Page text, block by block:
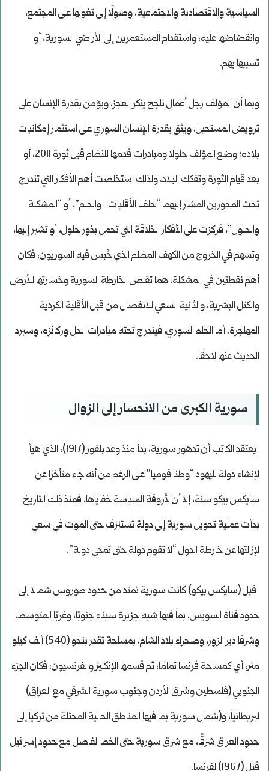
السياسية والاقتصادية والاجتماعية، وصولًا إلى تغولها على المجتمع،
وانقضاضها عليه، واستقدام المستعمرين إلى الأراضي السورية، أو
تسببها بهم.
وبما أن المؤلف رجل أعمال ناجح ينكر العجز، ويؤمن بقدرة الإنسان على
ترويض المستحيل، ويثق بقدرة الإنسان السوري على استثمار إمكانيات
بلاده؛ وضع المؤلف حلولًا ومبادرات قدمها للنظام قبل ثورة 2011، أو
بعد قيام الثورة وتفكك البلاد، ولذلك استخلصت أهم الأفكار التي تندرج
تحت المحورين المشار إليهما “حلف الأقليات- والحلم”، أو “المشكلة
والحلول”، فركزت على الأفكار الخلاقة التي تحمل بذور حلول، أو تشير إليها،
وتسهم في الخروج من الكهف المظلم الذي حُبس فيه السوريون، فكان
أهم نقطتين في المشكلة، هما تقلص الخارطة السورية وخسارتها للأرض
والكتل البشرية، والثانية السعي للانفصال من قبل الأقلية الكردية
المهاجرة. أما الحلم السوري، فيندرج تحته مبادرات الحل وركائزه، وسيرد
الحديث عنها لاحقًا.
سورية الكبرى من الانحسار إلى الزوال
يعتقد الكاتب أن تدهور سورية، بدأ منذ وعد بلفور (1917)، الذي هيأ
لإنشاء دولة لليهود “وطنا قوميا” على الرغم من أنه جاء متأخرًا عن
سايكس بيكو سنة، إلا أن لأروقة السياسة خفاياها، فمنذ ذلك التاريخ
بدأت عملية تحويل سورية إلى دولة تستنزف حتى الموت في سعي
لإزالتها عن خارطة الدول “لا تقوم دولة حتى تمحى دولة”.
قبل (سايكس بيكو) كانت سورية تمتد من حدود طوروس شمالا إلى
حدود قناة السويس، بما فيها شبه جزيرة سيناء جنوبًا، وغربًا المتوسط،
وشرقا دير الزور، وصحراء بلاد الشام، بمساحة تقدر بنحو (540) ألف كيلو
متر، أي كمساحة فرنسا تمامًا، ثم قسمها الإنكليز والفرنسيون: فكان الجزء
الجنوبي (فلسطين وشرق الأردن وجنوب سورية الشرقي مع العراق)
لبريطانيا، و(شمال سورية بما فيها المناطق الحالية المحتلة من تركيا إلى
حدود العراق شرقًا، مع شرق سورية حتى الخط الفاصل مع حدود إسرائيل
قبل (1967) لفرنسا.